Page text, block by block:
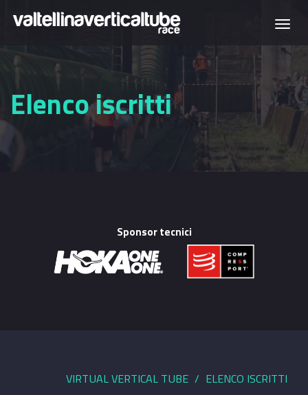
Salta al contenuto principale
Elenco iscritti
Sponsor tecnici
VIRTUAL VERTICAL TUBE ELENCO ISCRITTI